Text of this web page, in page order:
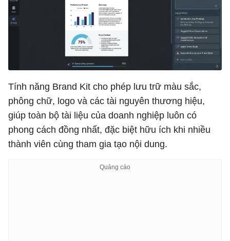
Tính năng Brand Kit cho phép lưu trữ màu sắc,
phông chữ, logo và các tài nguyên thương hiệu,
giúp toàn bộ tài liệu của doanh nghiệp luôn có
phong cách đồng nhất, đặc biệt hữu ích khi nhiều
thành viên cùng tham gia tạo nội dung.